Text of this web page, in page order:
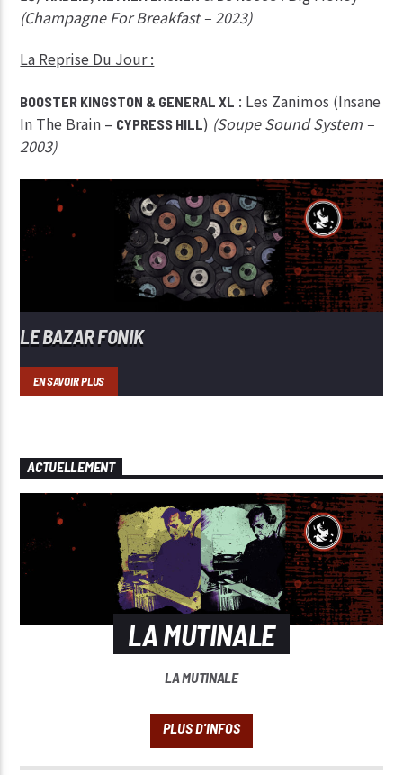
(Champagne For Breakfast – 2023)
La Reprise Du Jour :
BOOSTER KINGSTON & GENERAL XL : Les Zanimos (Insane
In The Brain – CYPRESS HILL) (Soupe Sound System –
2003)
LE BAZAR FONIK
EN SAVOIR PLUS
ACTUELLEMENT
LA MUTINALE
LA MUTINALE